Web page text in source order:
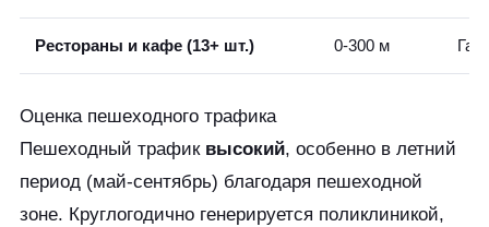
Рестораны и кафе (13+ шт.) 0-300 м
Оценка пешеходного трафика
Пешеходный трафик высокий, особенно в летний
период (май-сентябрь) благодаря пешеходной
зоне. Круглогодично генерируется поликлиникой,